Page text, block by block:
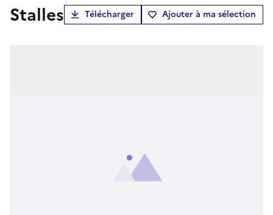
stalles Télécharger Ajouter à ma sélection